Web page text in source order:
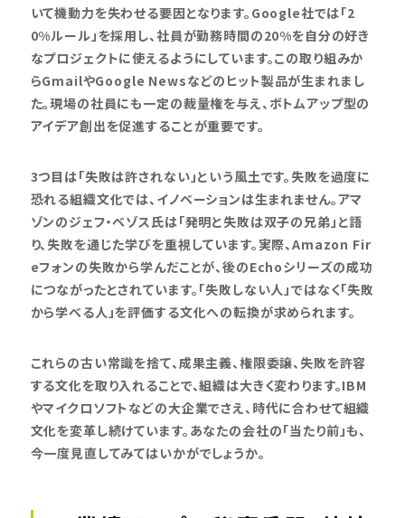
いて機動力を失わせる要因となります。Google社では「2
0%ルール」を採用し、社員が勤務時間の20%を自分の好き
なプロジェクトに使えるようにしています。この取り組みか
らGmailやGoogle Newsなどのヒット製品が生まれまし
た。現場の社員にも一定の裁量権を与え、ボトムアップ型の
アイデア創出を促進することが重要です。
3つ目は「失敗は許されない」という風土です。失敗を過度に
恐れる組織文化では、イノベーションは生まれません。アマ
ゾンのジェフ・ベゾス氏は「発明と失敗は双子の兄弟」と語
り、失敗を通じた学びを重視しています。実際、Amazon Fir
eフォンの失敗から学んだことが、後のEchoシリーズの成功
につながったとされています。「失敗しない人」ではなく「失敗
から学べる人」を評価する文化への転換が求められます。
これらの古い常識を捨て、成果主義、権限委譲、失敗を許容
する文化を取り入れることで、組織は大きく変わります。IBM
やマイクロソフトなどの大企業でさえ、時代に合わせて組織
文化を変革し続けています。あなたの会社の「当たり前」も、
今一度見直してみてはいかがでしょうか。